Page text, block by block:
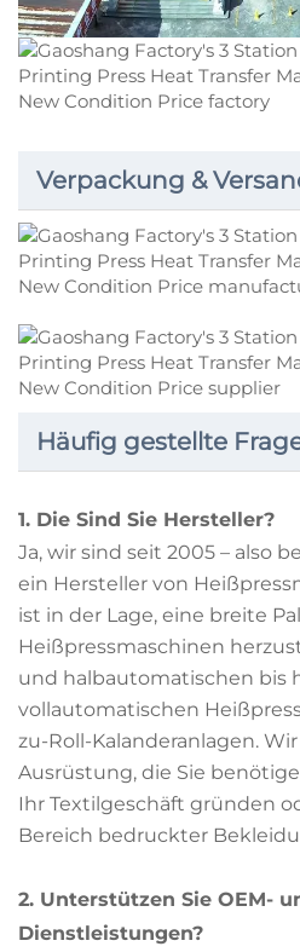
Verpackung &
Häufig gestellte
1. Die Sind Sie Hersteller?
Ja, wir sind seit 2005 – also
ein Hersteller von
ist in der Lage, eine breite
Heißpressmaschinen
und halbautomatischen bis
vollautomatischen
zu-Roll-Kalanderanlagen.
Ausrüstung, die Sie
Ihr Textilgeschäft gründen
Bereich bedruckter
2. Unterstützen Sie OEM-
Dienstleistungen?